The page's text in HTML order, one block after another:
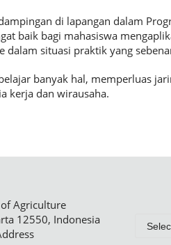
di lapangan dalam
baik bagi mahasiswa
situasi praktik yang
banyak hal, memperluas
kerja dan wirausaha.
Agriculture
12550, Indonesia